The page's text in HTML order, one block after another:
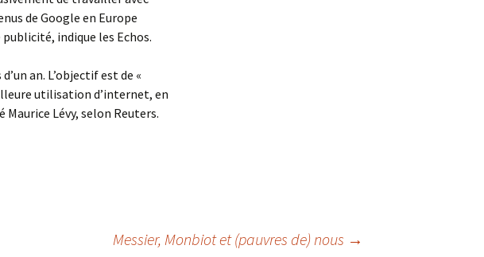
de Google en Europe
indique les Echos.
an. L’objectif est de «
utilisation d’internet, en
Lévy, selon Reuters.
Messier, Monbiot et (pauvres de) nous →